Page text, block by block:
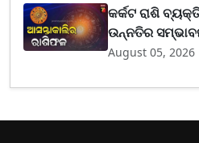
କର୍କଟ ରାଶି
ଉନ୍ନତିର
August 05, 2026